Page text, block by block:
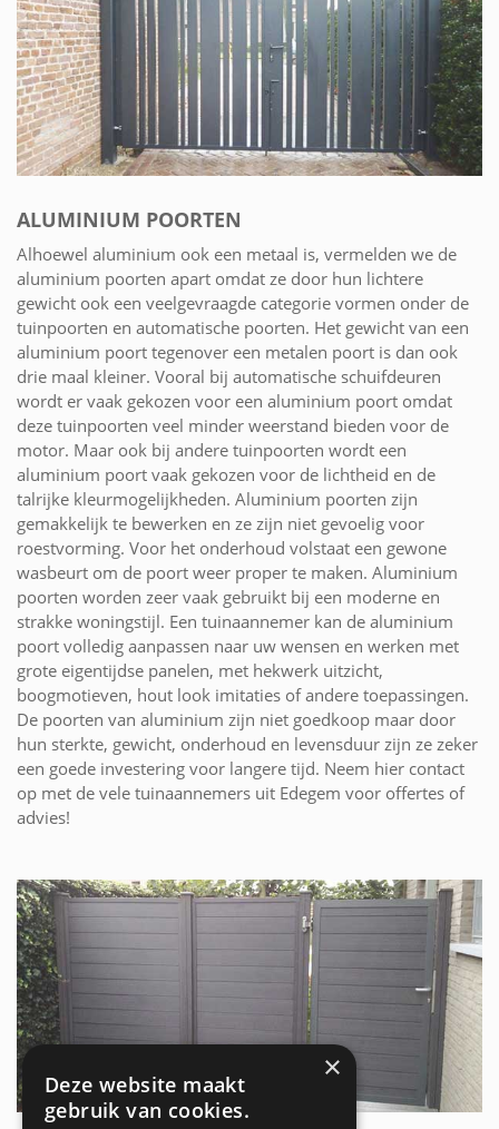
ALUMINIUM POORTEN
Alhoewel aluminium ook een metaal is, vermelden we de
aluminium poorten apart omdat ze door hun lichtere
gewicht ook een veelgevraagde categorie vormen onder de
tuinpoorten en automatische poorten. Het gewicht van een
aluminium poort tegenover een metalen poort is dan ook
drie maal kleiner. Vooral bij automatische schuifdeuren
wordt er vaak gekozen voor een aluminium poort omdat
deze tuinpoorten veel minder weerstand bieden voor de
motor. Maar ook bij andere tuinpoorten wordt een
aluminium poort vaak gekozen voor de lichtheid en de
talrijke kleurmogelijkheden. Aluminium poorten zijn
gemakkelijk te bewerken en ze zijn niet gevoelig voor
roestvorming. Voor het onderhoud volstaat een gewone
wasbeurt om de poort weer proper te maken. Aluminium
poorten worden zeer vaak gebruikt bij een moderne en
strakke woningstijl. Een tuinaannemer kan de aluminium
poort volledig aanpassen naar uw wensen en werken met
grote eigentijdse panelen, met hekwerk uitzicht,
boogmotieven, hout look imitaties of andere toepassingen.
De poorten van aluminium zijn niet goedkoop maar door
hun sterkte, gewicht, onderhoud en levensduur zijn ze zeker
een goede investering voor langere tijd. Neem hier contact
op met de vele tuinaannemers uit Edegem voor offertes of
advies!
×
Deze website maakt
gebruik van cookies.